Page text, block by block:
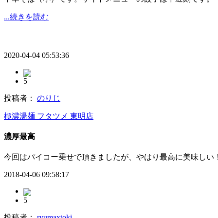
...続きを読む
2020-04-04 05:53:36
5
投稿者： のりじ
極濃湯麺 フタツメ 東明店
濃厚最高
今回はパイコー乗せで頂きましたが、やはり最高に美味しい
2018-04-06 09:58:17
5